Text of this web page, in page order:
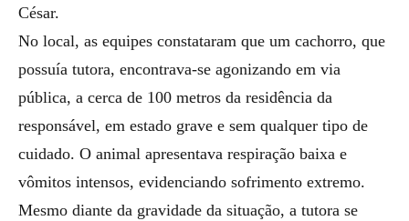
César.
No local, as equipes constataram que um cachorro, que
possuía tutora, encontrava-se agonizando em via
pública, a cerca de 100 metros da residência da
responsável, em estado grave e sem qualquer tipo de
cuidado. O animal apresentava respiração baixa e
vômitos intensos, evidenciando sofrimento extremo.
Mesmo diante da gravidade da situação, a tutora se